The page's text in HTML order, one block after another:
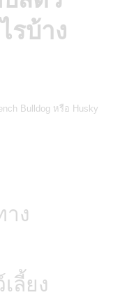
รบ้าง
Bulldog หรือ Husky
ง
ลี้ยง